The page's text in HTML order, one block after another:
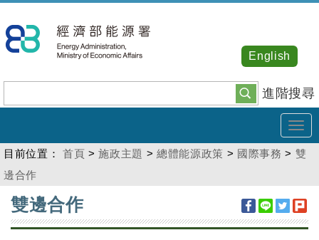
到
主
內
容
進階搜尋
English
目前位置： 首頁 >施政主題 >總體能源政策 > 國際事務 > 雙
邊合作
:::
雙邊合作